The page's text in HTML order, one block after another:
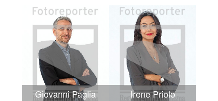
Giovanni Paglia Irene Priolo